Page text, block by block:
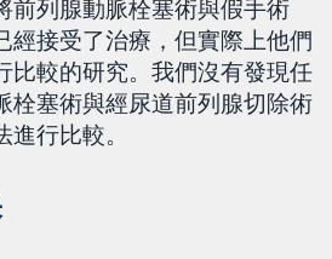
前列腺動脈栓塞術與假手術
經接受了治療，但實際上他們
比較的研究。我們沒有發現任
栓塞術與經尿道前列腺切除術
行比較。